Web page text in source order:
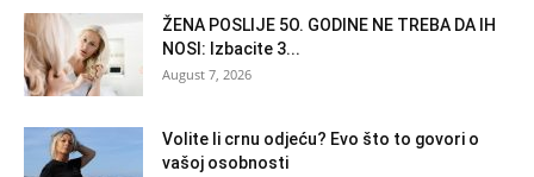
ŽENA POSLIJE 5O. GODINE NE TREBA DA IH
NOSI: Izbacite 3...
August 7, 2026
Volite li crnu odjeću? Evo što to govori o
vašoj osobnosti